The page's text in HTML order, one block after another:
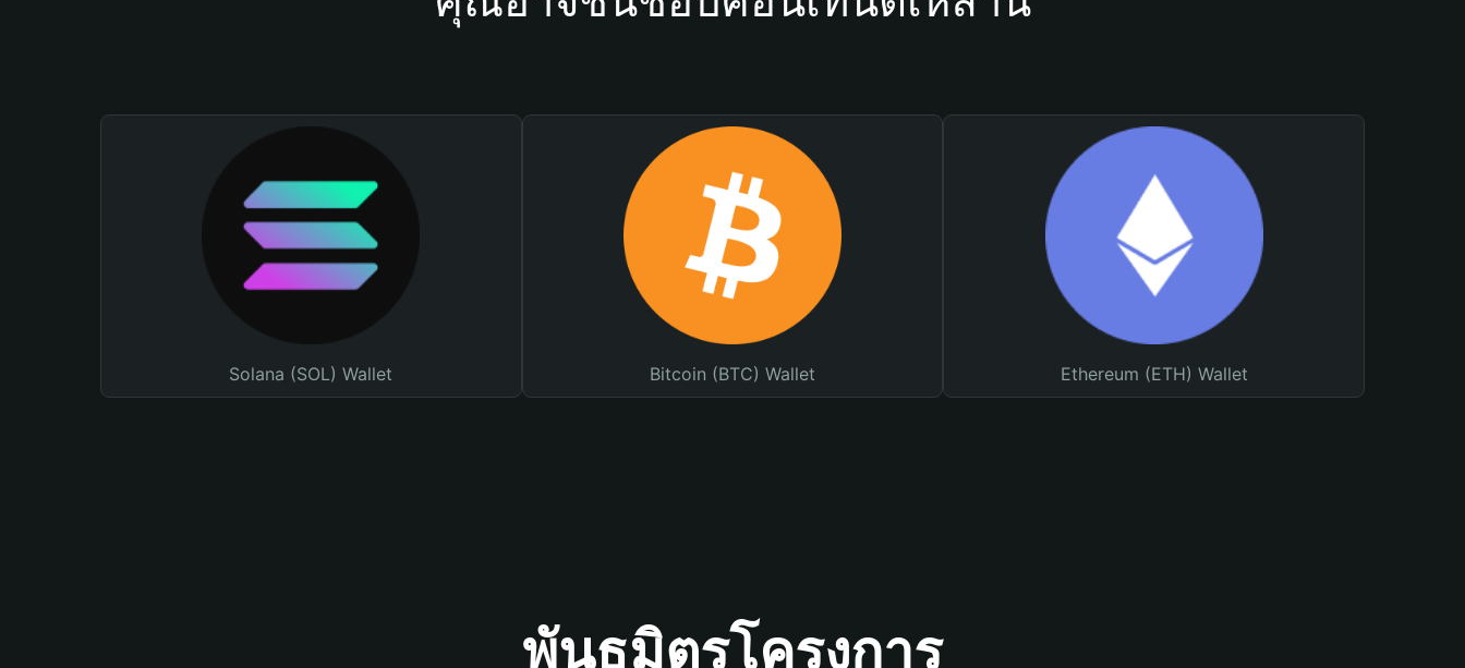
Solana (SOL) Wallet Bitcoin (BTC) Wallet Ethereum (ETH) Wallet
พันธมิตรโครงการ